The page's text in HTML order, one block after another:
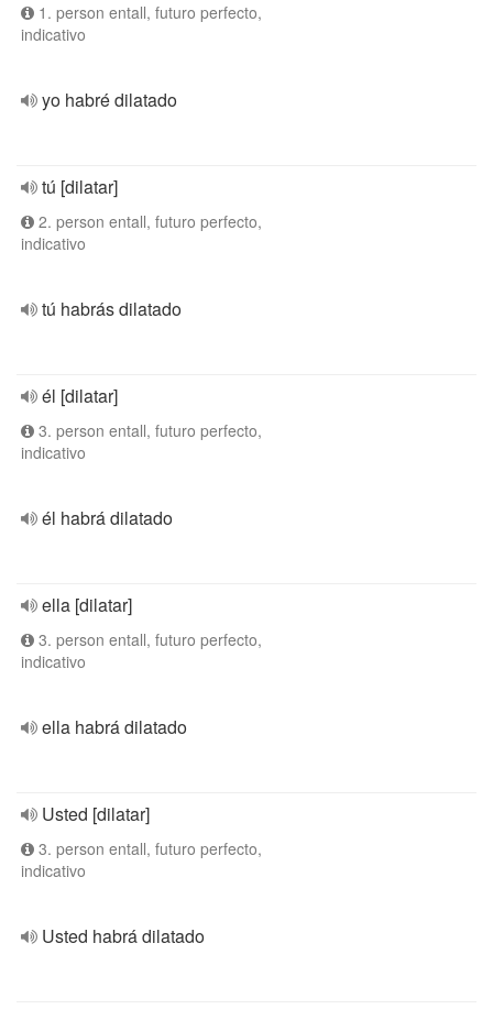
1. person entall, futuro perfecto,
indicativo
yo habré dilatado
tú [dilatar]
2. person entall, futuro perfecto,
indicativo
tú habrás dilatado
él [dilatar]
3. person entall, futuro perfecto,
indicativo
él habrá dilatado
ella [dilatar]
3. person entall, futuro perfecto,
indicativo
ella habrá dilatado
Usted [dilatar]
3. person entall, futuro perfecto,
indicativo
Usted habrá dilatado